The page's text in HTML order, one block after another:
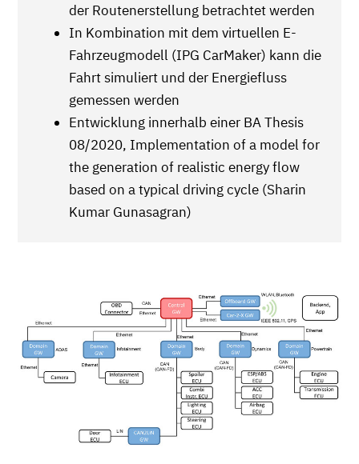
der Routenerstellung betrachtet werden
In Kombination mit dem virtuellen E-
Fahrzeugmodell (IPG CarMaker) kann die
Fahrt simuliert und der Energiefluss
gemessen werden
Entwicklung innerhalb einer BA Thesis
08/2020, Implementation of a model for
the generation of realistic energy flow
based on a typical driving cycle (Sharin
Kumar Gunasagran)